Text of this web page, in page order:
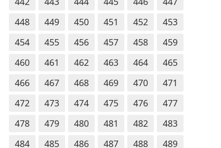
448
449 450 451 452
453
454
455 456 457 458
459
460
461 462 463 464
465
466
467 468 469 470
471
472
473 474 475 476
477
478
479 480 481 482
483
484
485 486 487 488
489